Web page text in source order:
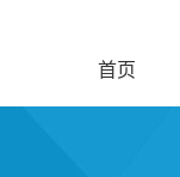
首页